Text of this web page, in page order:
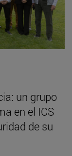
un grupo
en el ICS
de su